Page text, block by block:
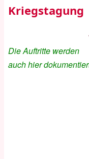
Kriegstagung
Die Auftritte werden
auch hier